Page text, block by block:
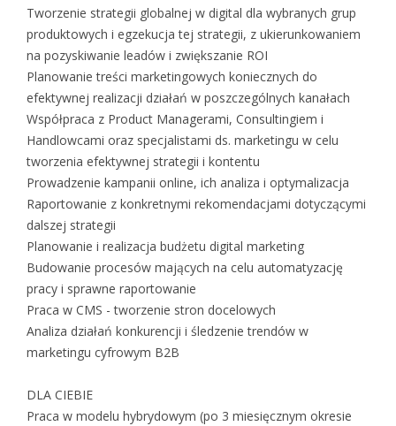
Tworzenie strategii globalnej w digital dla wybranych grup
produktowych i egzekucja tej strategii, z ukierunkowaniem
na pozyskiwanie leadów i zwiększanie ROI
Planowanie treści marketingowych koniecznych do
efektywnej realizacji działań w poszczególnych kanałach
Współpraca z Product Managerami, Consultingiem i
Handlowcami oraz specjalistami ds. marketingu w celu
tworzenia efektywnej strategii i kontentu
Prowadzenie kampanii online, ich analiza i optymalizacja
Raportowanie z konkretnymi rekomendacjami dotyczącymi
dalszej strategii
Planowanie i realizacja budżetu digital marketing
Budowanie procesów mających na celu automatyzację
pracy i sprawne raportowanie
Praca w CMS - tworzenie stron docelowych
Analiza działań konkurencji i śledzenie trendów w
marketingu cyfrowym B2B
DLA CIEBIE
Praca w modelu hybrydowym (po 3 miesięcznym okresie